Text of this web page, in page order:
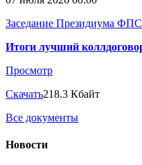
Заседание Президиума
Итоги лучший
Просмотр
Скачать218.3 Кбайт
Все документы
Новости